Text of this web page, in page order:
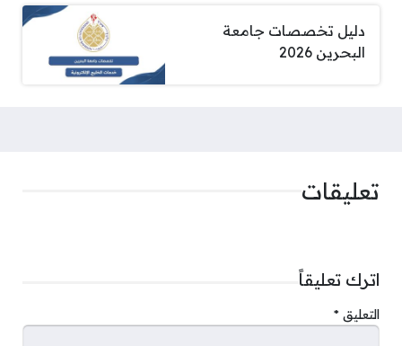
دليل تخصصات جامعة
البحرين 2026
تعليقات
اترك تعليقاً
التعليق *